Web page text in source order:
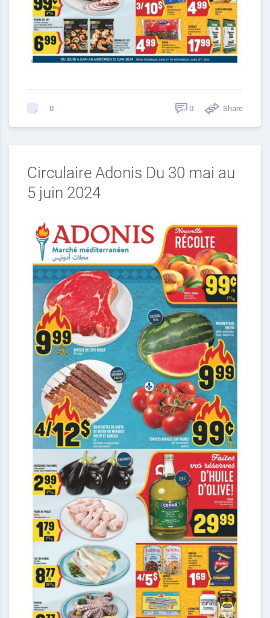
0 0 Share
Circulaire Adonis Du 30 mai au
5 juin 2024